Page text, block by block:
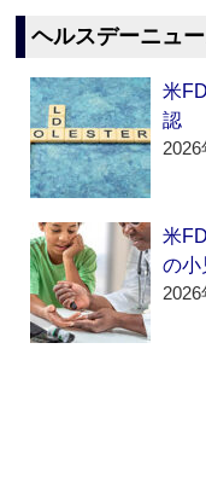
ヘルスデーニュ
米
認
米
の小